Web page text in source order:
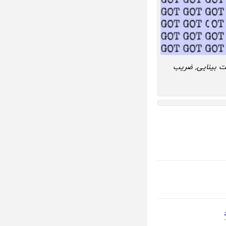
بینایی, ضریب